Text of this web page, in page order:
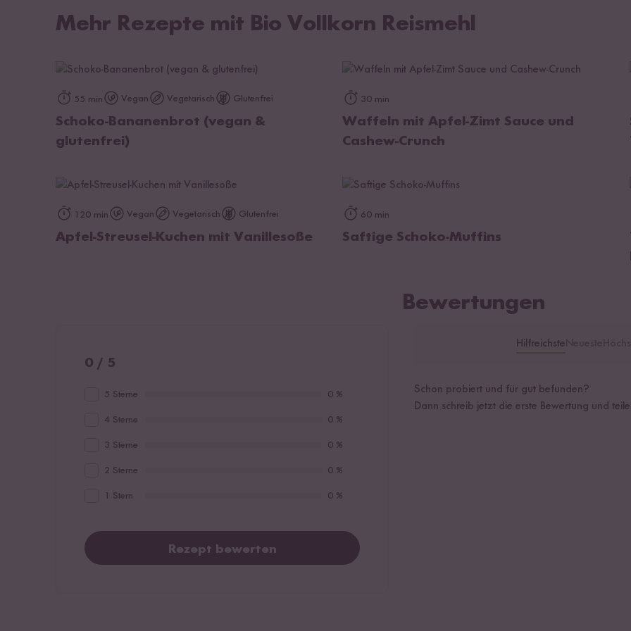
Mehr Rezepte mit Bio Vollkorn Reismehl
zum Rezept
55 min Vegan Vegetarisch Glutenfrei
Schoko-Bananenbrot (vegan &
glutenfrei)
30 min
Waffeln mit Apfel-Zimt Sauce und
Cashew-Crunch
zum Rezept
120 min Vegan Vegetarisch Glutenfrei
Apfel-Streusel-Kuchen mit Vanillesoße
60 min
Saftige Schoko-Muffins
Bewertungen
0 / 5
5 Sterne 0 %
4 Sterne 0 %
3 Sterne 0 %
2 Sterne 0 %
1 Stern 0 %
Rezept bewerten
Hilfreichste
Schon probiert und für gut befunden?
Dann schreib jetzt die erste Bewertung und